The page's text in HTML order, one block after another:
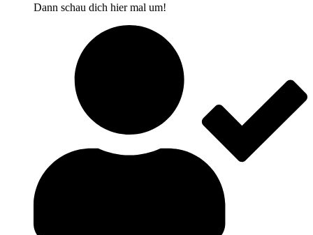
Dann schau dich hier mal um!